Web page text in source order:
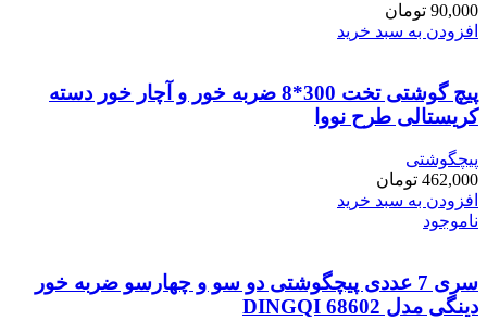
90,000 تومان
افزودن به سبد خرید
پیچ گوشتی تخت 300*8 ضربه خور و آچار خور دسته
کریستالی طرح نووا
پیچگوشتی
462,000 تومان
افزودن به سبد خرید
ناموجود
سری 7 عددی پیچگوشتی دو سو و چهارسو ضربه خور
دینگی مدل DINGQI 68602